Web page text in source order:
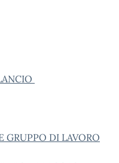
GRUPPO DI LAVORO